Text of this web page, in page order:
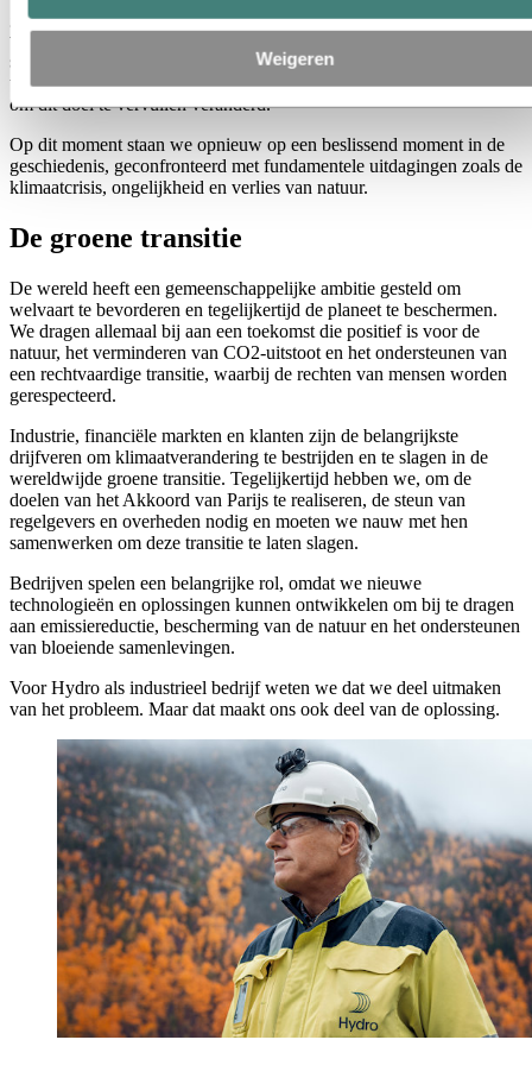
Weigeren
grootste uitdagingen van die tijd op te lossen – een hongerig Europa
voeden en een einde maken aan wereldhonger. Ons doel is nog
steeds om een meer leefbare samenleving te creëren. Terwijl de
wereld is veranderd, is ook de manier waarop ons bedrijf opereert
om dit doel te vervullen veranderd.
Op dit moment staan we opnieuw op een beslissend moment in de
geschiedenis, geconfronteerd met fundamentele uitdagingen zoals de
klimaatcrisis, ongelijkheid en verlies van natuur.
De groene transitie
De wereld heeft een gemeenschappelijke ambitie gesteld om
welvaart te bevorderen en tegelijkertijd de planeet te beschermen.
We dragen allemaal bij aan een toekomst die positief is voor de
natuur, het verminderen van CO2-uitstoot en het ondersteunen van
een rechtvaardige transitie, waarbij de rechten van mensen worden
gerespecteerd.
Industrie, financiële markten en klanten zijn de belangrijkste
drijfveren om klimaatverandering te bestrijden en te slagen in de
wereldwijde groene transitie. Tegelijkertijd hebben we, om de
doelen van het Akkoord van Parijs te realiseren, de steun van
regelgevers en overheden nodig en moeten we nauw met hen
samenwerken om deze transitie te laten slagen.
Bedrijven spelen een belangrijke rol, omdat we nieuwe
technologieën en oplossingen kunnen ontwikkelen om bij te dragen
aan emissiereductie, bescherming van de natuur en het ondersteunen
van bloeiende samenlevingen.
Voor Hydro als industrieel bedrijf weten we dat we deel uitmaken
van het probleem. Maar dat maakt ons ook deel van de oplossing.